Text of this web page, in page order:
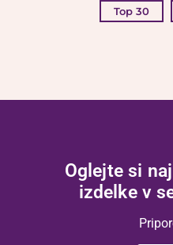
Top 30
Oglejte si
izdelke v